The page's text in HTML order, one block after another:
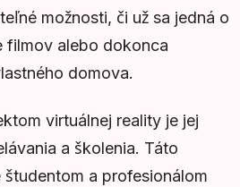
možnosti, či už sa jedná o
filmov alebo dokonca
domova.
virtuálnej reality je jej
a školenia. Táto
a profesionálom